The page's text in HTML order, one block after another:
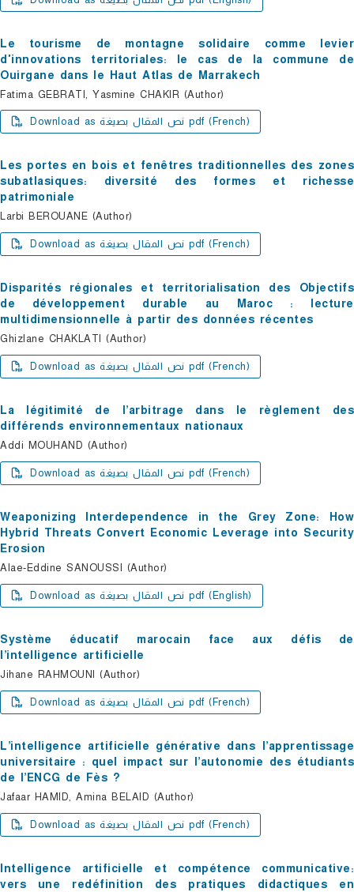
Le tourisme de montagne solidaire comme levier
d'innovations territoriales: le cas de la commune de
Ouirgane dans le Haut Atlas de Marrakech
Fatima GEBRATI, Yasmine CHAKIR (Author)
Download as نص المقال بصيغة pdf (French)
Les portes en bois et fenêtres traditionnelles des zones
subatlasiques: diversité des formes et richesse
patrimoniale
Larbi BEROUANE (Author)
Download as نص المقال بصيغة pdf (French)
Disparités régionales et territorialisation des Objectifs
de développement durable au Maroc : lecture
multidimensionnelle à partir des données récentes
Ghizlane CHAKLATI (Author)
Download as نص المقال بصيغة pdf (French)
La légitimité de l’arbitrage dans le règlement des
différends environnementaux nationaux
Addi MOUHAND (Author)
Download as نص المقال بصيغة pdf (French)
Weaponizing Interdependence in the Grey Zone: How
Hybrid Threats Convert Economic Leverage into Security
Erosion
Alae-Eddine SANOUSSI (Author)
Download as نص المقال بصيغة pdf (English)
Système éducatif marocain face aux défis de
l’intelligence artificielle
Jihane RAHMOUNI (Author)
Download as نص المقال بصيغة pdf (French)
L’intelligence artificielle générative dans l’apprentissage
universitaire : quel impact sur l’autonomie des étudiants
de l’ENCG de Fès ?
Jafaar HAMID, Amina BELAID (Author)
Download as نص المقال بصيغة pdf (French)
Intelligence artificielle et compétence communicative:
vers une redéfinition des pratiques didactiques en